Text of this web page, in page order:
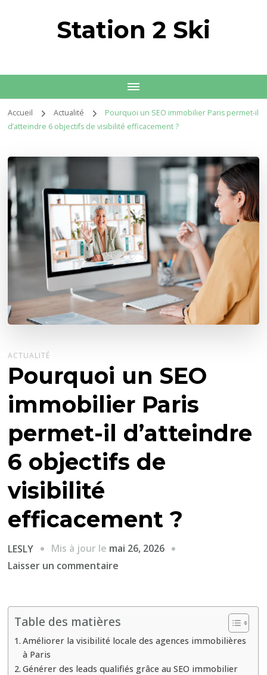
Station 2 Ski
Accueil Actualité
Pourquoi un SEO immobilier Paris permet-il
d’atteindre 6 objectifs de visibilité efficacement ?
ACTUALITÉ
Pourquoi un SEO
immobilier Paris
permet-il d’atteindre
6 objectifs de
visibilité
efficacement ?
LESLY Mis à jour le mai 26, 2026
Laisser un commentaire
immobilier
Paris
Table des matières
Améliorer la visibilité locale des agences immobilières
à Paris
Générer des leads qualifiés grâce au SEO immobilier